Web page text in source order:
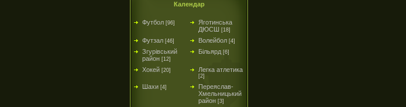
Календар
Футбол [96]
Яготинська
ДЮСШ [18]
Футзал [46] Волейбол [4]
Згурівський
район [12]
Більярд [6]
Хокей [20] Легка атлетика
[2]
Шахи [4]
Переяслав-
Хмельницький
район [3]